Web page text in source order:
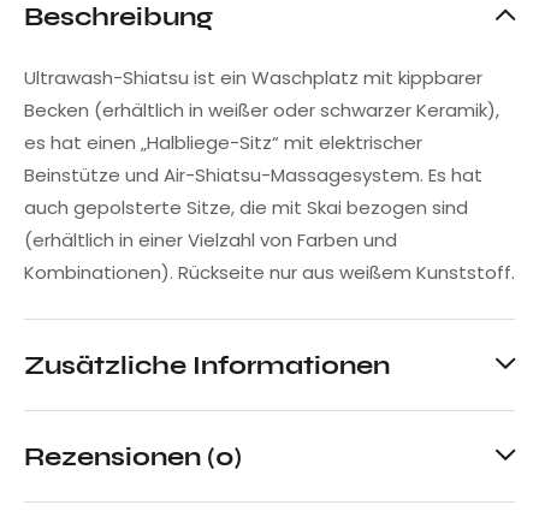
Beschreibung
Ultrawash-Shiatsu ist ein Waschplatz mit kippbarer
Becken (erhältlich in weißer oder schwarzer Keramik),
es hat einen „Halbliege-Sitz“ mit elektrischer
Beinstütze und Air-Shiatsu-Massagesystem. Es hat
auch gepolsterte Sitze, die mit Skai bezogen sind
(erhältlich in einer Vielzahl von Farben und
Kombinationen). Rückseite nur aus weißem Kunststoff.
Zusätzliche Informationen
Rezensionen (0)